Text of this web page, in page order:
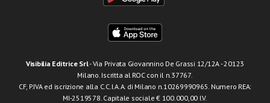
Visibilia Editrice Srl- Via Privata Giovannino De Grassi 12/12A - 20123
Milano. Iscritta al ROC con il n.37767.
CF, P.IVA ed iscrizione alla C.C.I.A.A. di Milano n.10269990965. Numero REA:
MI-2519578. Capitale sociale € 100.000,00 I.V.